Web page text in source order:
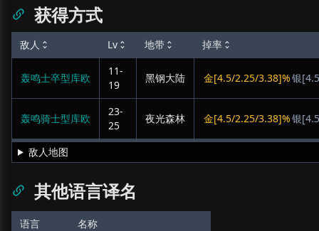
获得方式
敌人 Lv 地带 掉率
轰鸣士卒型库欧
11-
19
黑钢大陆 金[4.5/2.25/3.38]%银
轰鸣骑士型库欧
23-
25
夜光森林 金[4.5/2.25/3.38]%银
敌人地图
其他语言译名
语言
名称